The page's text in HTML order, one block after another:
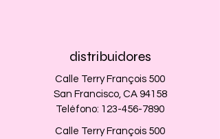
distribuidores
Calle Terry François 500
San Francisco, CA 94158
Teléfono: 123-456-7890
Calle Terry François 500